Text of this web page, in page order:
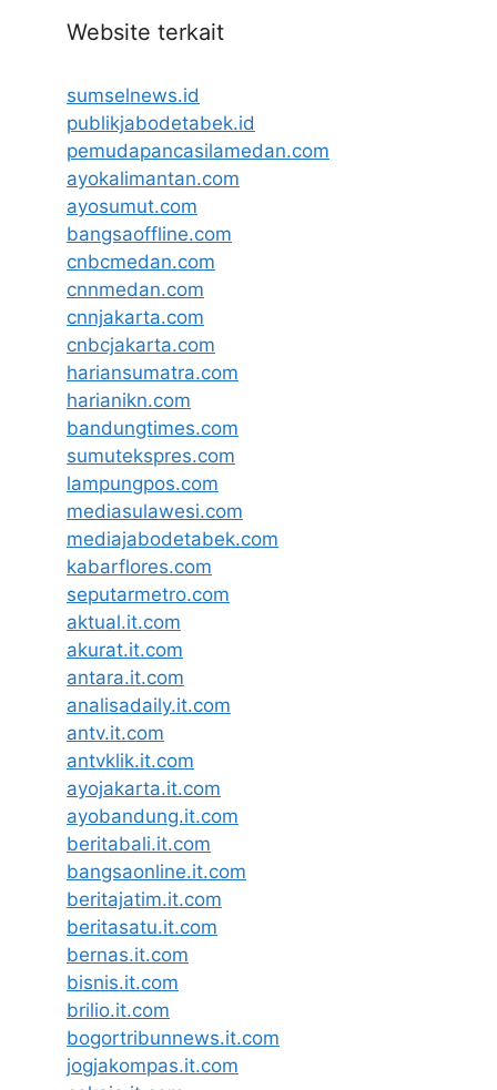
Website terkait
sumselnews.id
publikjabodetabek.id
pemudapancasilamedan.com
ayokalimantan.com
ayosumut.com
bangsaoffline.com
cnbcmedan.com
cnnmedan.com
cnnjakarta.com
cnbcjakarta.com
hariansumatra.com
harianikn.com
bandungtimes.com
sumutekspres.com
lampungpos.com
mediasulawesi.com
mediajabodetabek.com
kabarflores.com
seputarmetro.com
aktual.it.com
akurat.it.com
antara.it.com
analisadaily.it.com
antv.it.com
antvklik.it.com
ayojakarta.it.com
ayobandung.it.com
beritabali.it.com
bangsaonline.it.com
beritajatim.it.com
beritasatu.it.com
bernas.it.com
bisnis.it.com
brilio.it.com
bogortribunnews.it.com
jogjakompas.it.com